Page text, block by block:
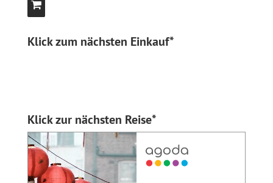
Klick zum nächsten Einkauf*
Klick zur nächsten Reise*